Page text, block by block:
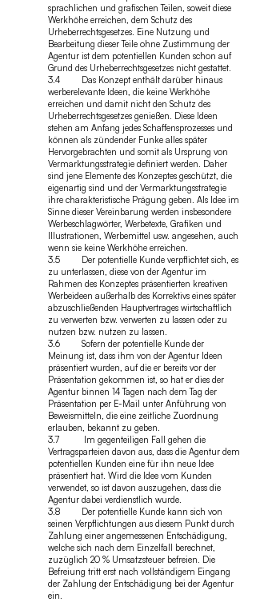
sprachlichen und grafischen Teilen, soweit diese
Werkhöhe erreichen, dem Schutz des
Urheberrechtsgesetzes. Eine Nutzung und
Bearbeitung dieser Teile ohne Zustimmung der
Agentur ist dem potentiellen Kunden schon auf
Grund des Urheberrechtsgesetzes nicht gestattet.
3.4 Das Konzept enthält darüber hinaus
werberelevante Ideen, die keine Werkhöhe
erreichen und damit nicht den Schutz des
Urheberrechtsgesetzes genießen. Diese Ideen
stehen am Anfang jedes Schaffensprozesses und
können als zündender Funke alles später
Hervorgebrachten und somit als Ursprung von
Vermarktungsstrategie definiert werden. Daher
sind jene Elemente des Konzeptes geschützt, die
eigenartig sind und der Vermarktungsstrategie
ihre charakteristische Prägung geben. Als Idee im
Sinne dieser Vereinbarung werden insbesondere
Werbeschlagwörter, Werbetexte, Grafiken und
Illustrationen, Werbemittel usw. angesehen, auch
wenn sie keine Werkhöhe erreichen.
3.5 Der potentielle Kunde verpflichtet sich, es
zu unterlassen, diese von der Agentur im
Rahmen des Konzeptes präsentierten kreativen
Werbeideen außerhalb des Korrektivs eines später
abzuschließenden Hauptvertrages wirtschaftlich
zu verwerten bzw. verwerten zu lassen oder zu
nutzen bzw. nutzen zu lassen.
3.6 Sofern der potentielle Kunde der
Meinung ist, dass ihm von der Agentur Ideen
präsentiert wurden, auf die er bereits vor der
Präsentation gekommen ist, so hat er dies der
Agentur binnen 14 Tagen nach dem Tag der
Präsentation per E-Mail unter Anführung von
Beweismitteln, die eine zeitliche Zuordnung
erlauben, bekannt zu geben.
3.7 Im gegenteiligen Fall gehen die
Vertragsparteien davon aus, dass die Agentur dem
potentiellen Kunden eine für ihn neue Idee
präsentiert hat. Wird die Idee vom Kunden
verwendet, so ist davon auszugehen, dass die
Agentur dabei verdienstlich wurde.
3.8 Der potentielle Kunde kann sich von
seinen Verpflichtungen aus diesem Punkt durch
Zahlung einer angemessenen Entschädigung,
welche sich nach dem Einzelfall berechnet,
zuzüglich 20 % Umsatzsteuer befreien. Die
Befreiung tritt erst nach vollständigem Eingang
der Zahlung der Entschädigung bei der Agentur
ein.